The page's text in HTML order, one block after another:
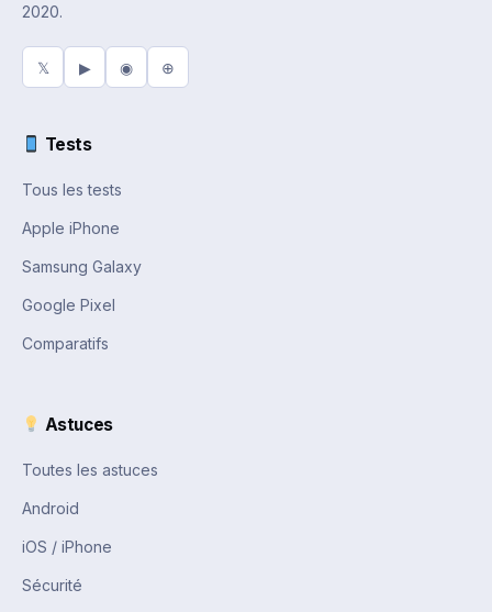
2020.
𝕏 ▶ ◉ ⊕
Tests
Tous les tests
Apple iPhone
Samsung Galaxy
Google Pixel
Comparatifs
Astuces
Toutes les astuces
Android
iOS / iPhone
Sécurité